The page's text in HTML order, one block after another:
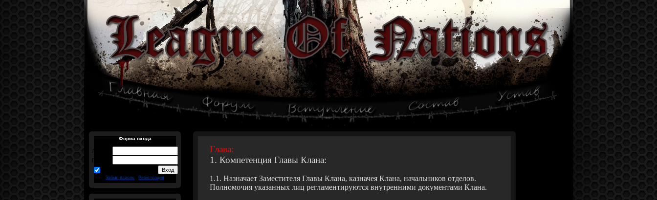
Форма входа
Логин:
Пароль:
Забыл пароль Регистрация
Глава:
1. Компетенция Главы Клана:
1.1. Назначает Заместителя Главы Клана, казначея Клана, начальников отделов.
Полномочия указанных лиц регламентируются внутренними документами Клана.